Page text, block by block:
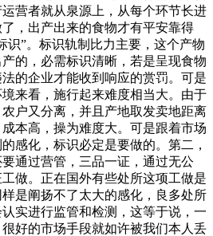
营者就从泉源上，从每个环节长进
，出产出来的食物才有平安靠得
识”。标识轨制比力主要，这个产物
的，必需标识清晰，若是呈现食物
的企业才能收到响应的赏罚。可是
来看，施行起来难度相当大。由于
户又分离，并且产地取发卖地距离
本高，操为难度大。可是跟着市场
感化，标识必定是要做的。第二，
通过营管，三品一证，通过无公
做。正在国外有些处所这项工做是
是阐扬不了太大的感化，良多处所
实进行监管和检测，这等于说，一
好的市场手段就如许被我们本人丢